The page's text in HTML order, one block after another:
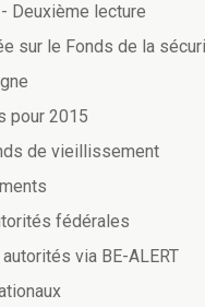
Deuxième lecture
sur le Fonds de la
pour 2015
de vieillissement
fédérales
via BE-ALERT